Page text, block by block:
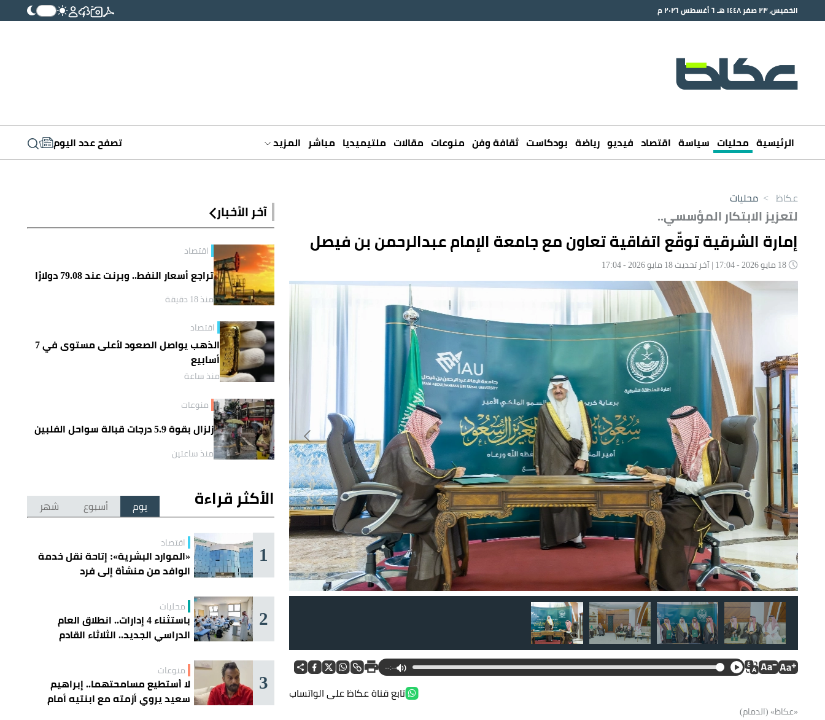
الخميس، ٢٣ صفر ١٤٤٨ هـ ٦ أغسطس ٢٠٢٦ م
الرئيسية محليات سياسة اقتصاد فيديو رياضة بودكاست ثقافة وفن منوعات مقالات ملتيميديا مباشر المزيد تصفح عدد اليوم
عكاظ > محليات
لتعزيز الابتكار المؤسسي..
إمارة الشرقية توقّع اتفاقية تعاون مع جامعة الإمام عبدالرحمن بن فيصل
--:--
تابع قناة عكاظ على الواتساب
«عكاظ» (الدمام)
آخر الأخبار
اقتصاد
تراجع أسعار النفط.. وبرنت عند 79.08 دولارًا
منذ 18 دقيقة
اقتصاد
الذهب يواصل الصعود لأعلى مستوى في 7
أسابيع
منذ ساعة
منوعات
زلزال بقوة 5.9 درجات قبالة سواحل الفلبين
منذ ساعتين
الأكثر قراءة يوم أسبوع شهر
1 اقتصاد
«الموارد البشرية»: إتاحة نقل خدمة
الوافد من منشأة إلى فرد
2 محليات
باستثناء 4 إدارات.. انطلاق العام
الدراسي الجديد.. الثلاثاء القادم
3 منوعات
لا أستطيع مسامحتهما.. إبراهيم
سعيد يروي أزمته مع ابنتيه أمام